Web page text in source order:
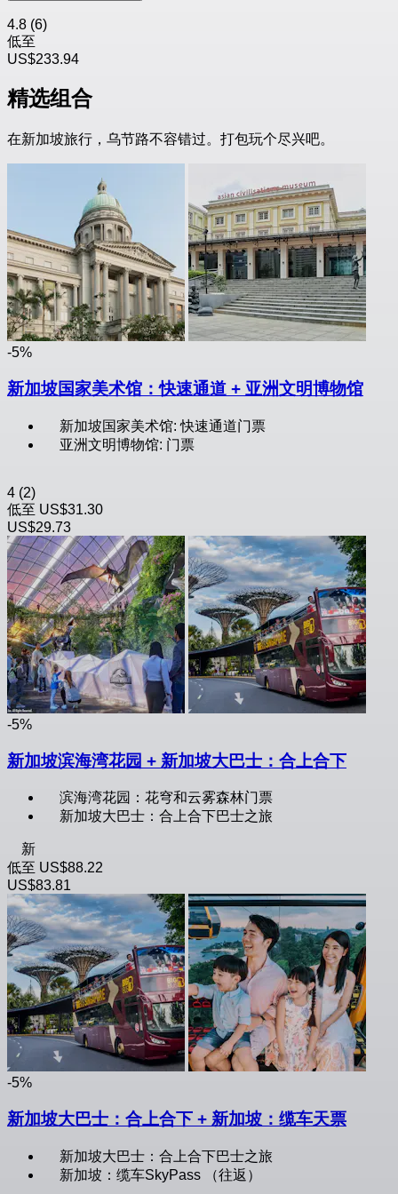
4.8 (6)
低至
US$233.94
精选组合
在新加坡旅行，乌节路不容错过。打包玩个尽兴吧。
-5%
新加坡国家美术馆：快速通道 + 亚洲文明博物馆
新加坡国家美术馆: 快速通道门票
亚洲文明博物馆: 门票
4 (2)
低至 US$31.30
US$29.73
-5%
新加坡滨海湾花园 + 新加坡大巴士：合上合下
滨海湾花园：花穹和云雾森林门票
新加坡大巴士：合上合下巴士之旅
新
低至 US$88.22
US$83.81
-5%
新加坡大巴士：合上合下 + 新加坡：缆车天票
新加坡大巴士：合上合下巴士之旅
新加坡：缆车SkyPass （往返）